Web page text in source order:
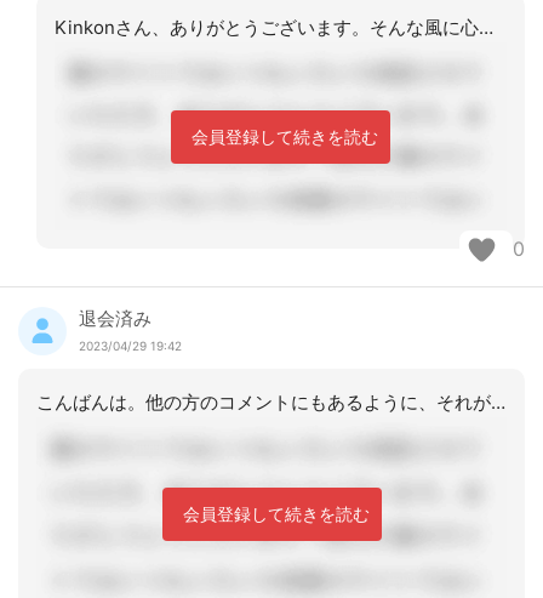
Kinkonさん、ありがとうございます。そんな風に心配していただけると、少し勇気
会員登録して続きを読む
0
退会済み
2023/04/29 19:42
こんばんは。他の方のコメントにもあるように、それがケアマネの仕事ではないことを説
会員登録して続きを読む